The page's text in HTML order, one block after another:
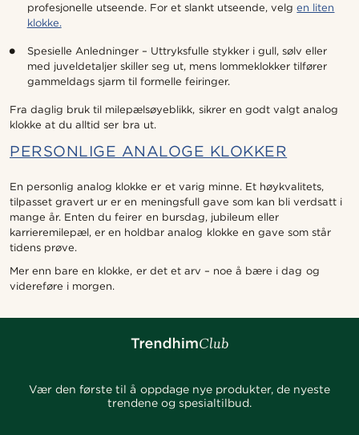
profesjonelle utseende. For et slankt utseende, velgen liten
klokke.
Spesielle Anledninger – Uttryksfulle stykker i gull, sølv eller
med juveldetaljer skiller seg ut, mens lommeklokker tilfører
gammeldags sjarm til formelle feiringer.
Fra daglig bruk til milepælsøyeblikk, sikrer en godt valgt analog
klokke at du alltid ser bra ut.
PERSONLIGE ANALOGE KLOKKER
En personlig analog klokke er et varig minne. Et høykvalitets,
tilpasset gravert ur er en meningsfull gave som kan bli verdsatt i
mange år. Enten du feirer en bursdag, jubileum eller
karrieremilepæl, er en holdbar analog klokke en gave som står
tidens prøve.
Mer enn bare en klokke, er det et arv – noe å bære i dag og
videreføre i morgen.
Vær den første til å oppdage nye produkter, de nyeste
trendene og spesialtilbud.